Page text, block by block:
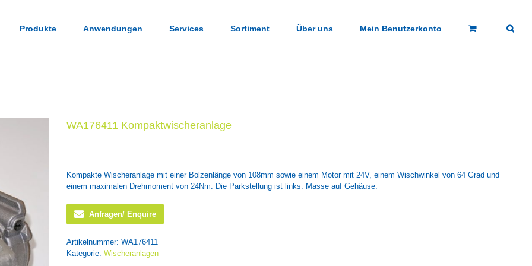
Produkte Anwendungen Services Sortiment Über uns Mein Benutzerkonto
WA176411 Kompaktwischeranlage
Kompakte Wischeranlage mit einer Bolzenlänge von 108mm sowie einem Motor mit 24V, einem Wischwinkel von 64 Grad und
einem maximalen Drehmoment von 24Nm. Die Parkstellung ist links. Masse auf Gehäuse.
Anfragen/ Enquire
Artikelnummer: WA176411
Kategorie: Wischeranlagen